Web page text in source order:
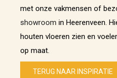
met onze vakmensen of
showroom in Heerenveen.
houten vloeren zien en
op maat.
TERUG NAAR INSPIRATIE